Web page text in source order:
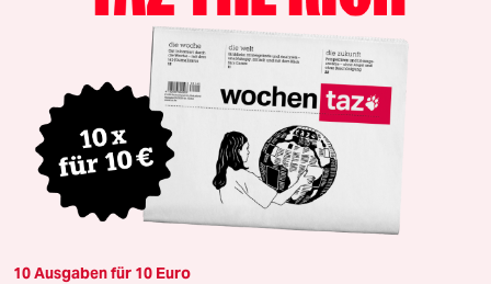
10 Ausgaben für 10 Euro